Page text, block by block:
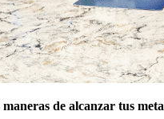
maneras de alcanzar tus